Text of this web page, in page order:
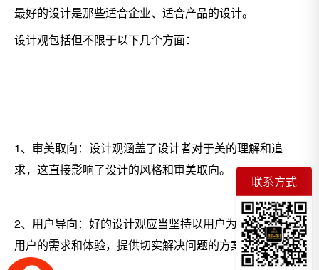
最好的设计是那些适合企业、适合产品的设计。
设计观包括但不限于以下几个方面：
1、审美取向：设计观涵盖了设计者对于美的理解和追
求，这直接影响了设计的风格和审美取向。
2、用户导向：好的设计观应当坚持以用户为中心，关注
用户的需求和体验，提供切实解决问题的方案。
联系方式